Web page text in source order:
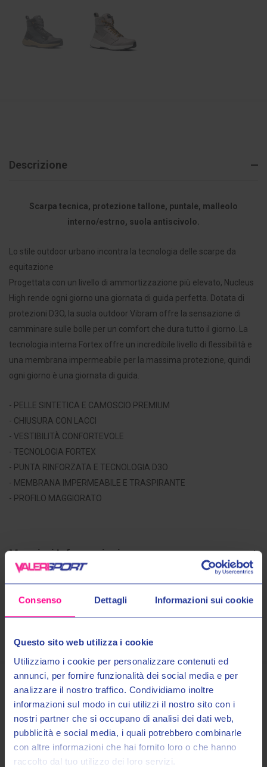
Consenso Dettagli Informazioni sui cookie
Questo sito web utilizza i cookie
Utilizziamo i cookie per personalizzare contenuti ed
annunci, per fornire funzionalità dei social media e per
analizzare il nostro traffico. Condividiamo inoltre
informazioni sul modo in cui utilizzi il nostro sito con i
nostri partner che si occupano di analisi dei dati web,
pubblicità e social media, i quali potrebbero combinarle
con altre informazioni che hai fornito loro o che hanno
raccolto dal tuo utilizzo dei loro servizi.
Descrizione
Scarpa tecnica, protezione tallone, puntale, malleolo
interno/estrno, suola antiscivolo.
Lo stile outdoor urbano incontra la tecnologia delle scarpe da
equitazione
Progettata con un livello di ammortizzazione più elevato, Nucleus
High rende ogni giorno una giornata di guida perfetta. Dotata di
protezioni D3O, la suola outdoor Vibram offre la sensazione di
camminare sulle bolle per un comfort che dura tutto il giorno. La
tecnologia interna Fortex offre un incredibile livello di flessibilità e
una membrana impermeabile per la massima protezione, quindi
ogni giorno è una giornata di guida.
- PELLE SINTETICA E CAMOSCIO PREMIUM
- CHIUSURA CON LACCI
- VESTIBILITÀ CONFORTEVOLE
- TECNOLOGIA FORTEX
- PUNTA RINFORZATA E TECNOLOGIA D3O
- MEMBRANA IMPERMEABILE E TRASPIRANTE
- PROFILO MAGGIORATO
Maggiori Informazioni
Spedizioni
Pagamenti
Prodotti Simili
Entra nel mondo Valeri Sport
Ricevi in anteprima novità, promozioni esclusive e uno